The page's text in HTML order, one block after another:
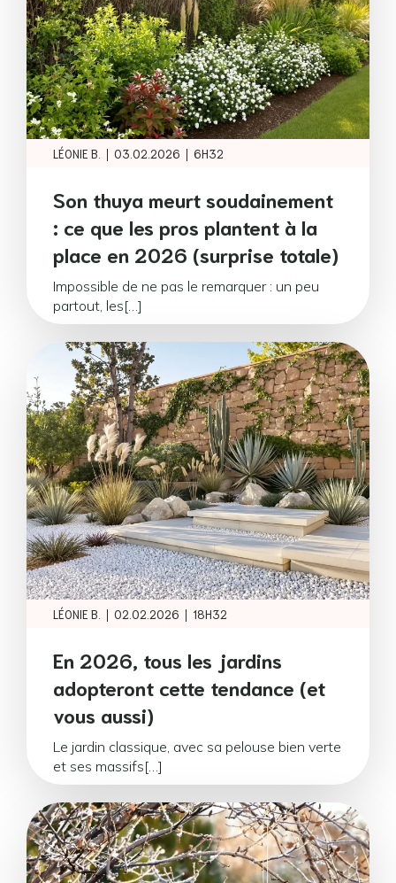
LÉONIE B. | 03.02.2026 | 6H32
Son thuya meurt soudainement
: ce que les pros plantent à la
place en 2026 (surprise totale)
Impossible de ne pas le remarquer : un peu
partout, les[…]
LÉONIE B. | 02.02.2026 | 18H32
En 2026, tous les jardins
adopteront cette tendance (et
vous aussi)
Le jardin classique, avec sa pelouse bien verte
et ses massifs[…]